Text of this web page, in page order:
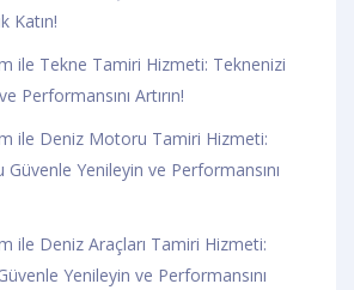
Katın!
ile Tekne Tamiri Hizmeti: Teknenizi
Performansını Artırın!
ile Deniz Motoru Tamiri Hizmeti:
Yenileyin ve Performansını
ile Deniz Araçları Tamiri Hizmeti:
Yenileyin ve Performansını